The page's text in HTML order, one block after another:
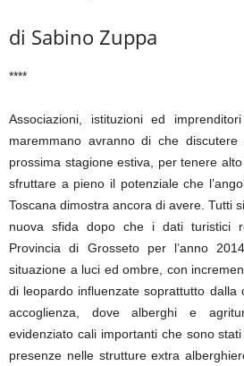
di Sabino Zuppa
****
Associazioni, istituzioni ed
maremmano avranno di che
prossima stagione estiva, per tenere
sfruttare a pieno il potenziale che
Toscana dimostra ancora di avere. Tutti
nuova sfida dopo che i dati turistici
Provincia di Grosseto per l’anno
situazione a luci ed ombre, con
di leopardo influenzate soprattutto dalla
accoglienza, dove alberghi e
evidenziato cali importanti che sono
presenze nelle strutture extra